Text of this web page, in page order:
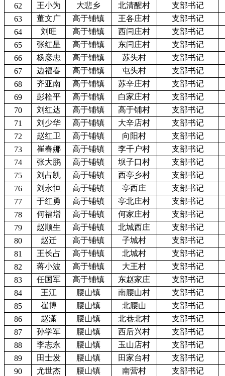
62
王小为 大悲乡 北清醒村
支部书记
63
董文广 高于铺镇 王各庄村
支部书记
64
刘旺 高于铺镇 西闫庄村
支部书记
65
张红星 高于铺镇 东闫庄村
支部书记
66
杨彦忠 高于铺镇 苏头村
支部书记
67
边福春 高于铺镇 屯头村
支部书记
68
齐亚南 高于铺镇 苏辛庄村
支部书记
69
彭栓平 高于铺镇 白家庄村
支部书记
70
刘红达 高于铺镇 高于铺村
支部书记
71
刘少华 高于铺镇 大辛店村
支部书记
72
赵红卫 高于铺镇 向阳村
支部书记
73
崔春娜 高于铺镇 李千户村
支部书记
74
张大鹏 高于铺镇 坝子口村
支部书记
75
刘占凯 高于铺镇 西亭乡村
支部书记
76
刘永恒 高于铺镇 亭西庄
支部书记
77
于红勇 高于铺镇 亭北庄村
支部书记
78
何福增 高于铺镇 何家庄村
支部书记
79
赵顺生 高于铺镇 北城西庄
支部书记
80
赵迁 高于铺镇 子城村
支部书记
81
王长占 高于铺镇 北城村
支部书记
82
蒋小波 高于铺镇 大王村
支部书记
83
任国军 高于铺镇 东赵家庄
支部书记
84
王江 腰山镇 南腰山村
支部书记
85
崔博 腰山镇 北腰山
支部书记
86
赵潇 腰山镇 北巷北村
支部书记
87
孙学军 腰山镇 西后兴村
支部书记
88
李志永 腰山镇 玉山店村
支部书记
89
田士发 腰山镇 田家台村
支部书记
90
尤世杰 腰山镇 南营村
支部书记